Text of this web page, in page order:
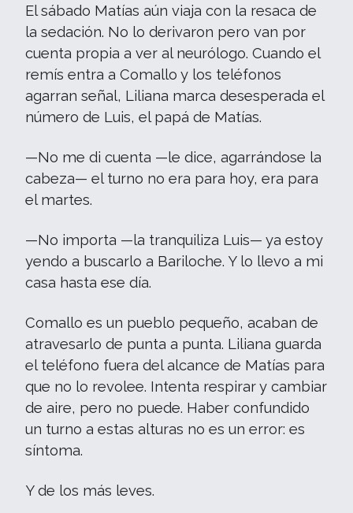
El sábado Matías aún viaja con la resaca de
la sedación. No lo derivaron pero van por
cuenta propia a ver al neurólogo. Cuando el
remís entra a Comallo y los teléfonos
agarran señal, Liliana marca desesperada el
número de Luis, el papá de Matías.
—No me di cuenta —le dice, agarrándose la
cabeza— el turno no era para hoy, era para
el martes.
—No importa —la tranquiliza Luis— ya estoy
yendo a buscarlo a Bariloche. Y lo llevo a mi
casa hasta ese día.
Comallo es un pueblo pequeño, acaban de
atravesarlo de punta a punta. Liliana guarda
el teléfono fuera del alcance de Matías para
que no lo revolee. Intenta respirar y cambiar
de aire, pero no puede. Haber confundido
un turno a estas alturas no es un error: es
síntoma.
Y de los más leves.